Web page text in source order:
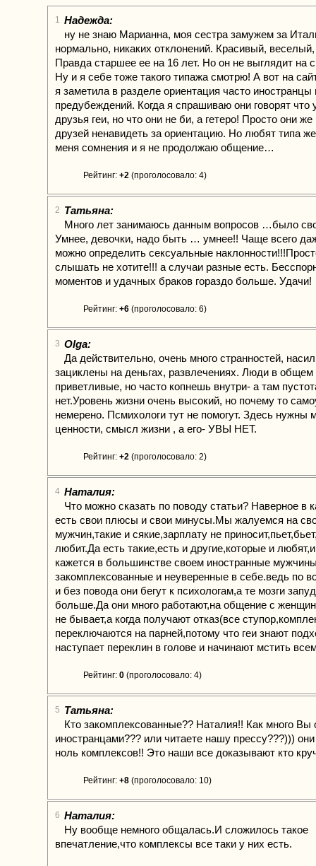
1 Надежда:
ну не знаю Марианна, моя сестра замужем за
нормально, никаких отклонений. Красивый,
Правда старшее ее на 16 лет. Но он не выглядит на
Ну и я себе тоже такого типажа смотрю! А вот на
я заметила в разделе ориентация часто иностранцы
предубеждений. Когда я спрашиваю они говорят что
друзья геи, но что они не би, а гетеро! Просто они же
друзей ненавидеть за ориентацию. Но любят типа
меня сомнения и я не продолжаю общение…
Рейтинг: +2 (проголосовало: 4)
2 Татьяна:
Много лет занимаюсь данным вопросов …было
Умнее, девочки, надо быть … умнее!! Чаще всего
можно определить сексуальные
слышать не хотите!!! а случаи разные есть.
моментов и удачных браков гораздо больше. Удачи!
Рейтинг: +6 (проголосовало: 6)
3 Olga:
Да действительно, очень много странностей,
зациклены на деньгах, развлечениях. Люди в
приветливые, но часто копнешь внутри- а там
нет.Уровень жизни очень высокий, но почему то
немерено. Псмихологи тут не помогут. Здесь нужны
ценности, смысл жизни , а его- УВЫ НЕТ.
Рейтинг: +2 (проголосовало: 2)
4 Наталия:
Что можно сказать по поводу статьи? Наверное в
есть свои плюсы и свои минусы.Мы жалуемся на
мужчин,такие и сякие,зарплату не
любит.Да есть такие,есть и другие,которые и
кажется в большинстве своем иностранные
закомплексованные и неуверенные в себе.ведь по
и без повода они бегут к психологам,а те мозги
больше.Да они много работают,на общение с
не бывает,а когда получают отказ(все
переключаются на парней,потому что геи знают
наступает переклин в голове и начинают мстить
Рейтинг: 0 (проголосовало: 4)
5 Татьяна:
Кто закомплексованные?? Наталия!! Как много
иностранцами??? или читаете нашу прессу???))) они
ноль комплексов!! Это наши все доказывают кто
Рейтинг: +8 (проголосовало: 10)
6 Наталия:
Ну вообще немного общалась.И сложилось такое
впечатление,что комплексы все таки у них есть.